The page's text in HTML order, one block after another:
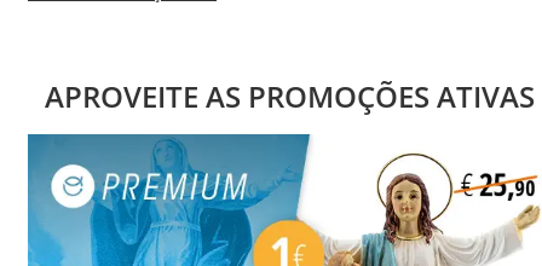
APROVEITE AS PROMOÇÕES ATIVAS